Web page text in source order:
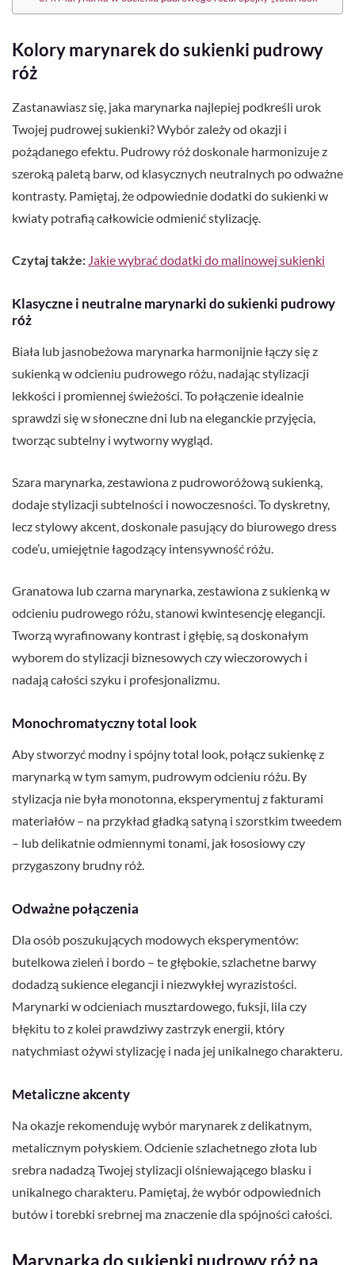
Kolory marynarek do sukienki pudrowy
róż
Zastanawiasz się, jaka marynarka najlepiej podkreśli urok
Twojej pudrowej sukienki? Wybór zależy od okazji i
pożądanego efektu. Pudrowy róż doskonale harmonizuje z
szeroką paletą barw, od klasycznych neutralnych po odważne
kontrasty. Pamiętaj, że odpowiednie dodatki do sukienki w
kwiaty potrafią całkowicie odmienić stylizację.
Czytaj także: Jakie wybrać dodatki do malinowej sukienki
Klasyczne i neutralne marynarki do sukienki pudrowy
róż
Biała lub jasnobeżowa marynarka harmonijnie łączy się z
sukienką w odcieniu pudrowego różu, nadając stylizacji
lekkości i promiennej świeżości. To połączenie idealnie
sprawdzi się w słoneczne dni lub na eleganckie przyjęcia,
tworząc subtelny i wytworny wygląd.
Szara marynarka, zestawiona z pudroworóżową sukienką,
dodaje stylizacji subtelności i nowoczesności. To dyskretny,
lecz stylowy akcent, doskonale pasujący do biurowego dress
code’u, umiejętnie łagodzący intensywność różu.
Granatowa lub czarna marynarka, zestawiona z sukienką w
odcieniu pudrowego różu, stanowi kwintesencję elegancji.
Tworzą wyrafinowany kontrast i głębię, są doskonałym
wyborem do stylizacji biznesowych czy wieczorowych i
nadają całości szyku i profesjonalizmu.
Monochromatyczny total look
Aby stworzyć modny i spójny total look, połącz sukienkę z
marynarką w tym samym, pudrowym odcieniu różu. By
stylizacja nie była monotonna, eksperymentuj z fakturami
materiałów – na przykład gładką satyną i szorstkim tweedem
– lub delikatnie odmiennymi tonami, jak łososiowy czy
przygaszony brudny róż.
Odważne połączenia
Dla osób poszukujących modowych eksperymentów:
butelkowa zieleń i bordo – te głębokie, szlachetne barwy
dodadzą sukience elegancji i niezwykłej wyrazistości.
Marynarki w odcieniach musztardowego, fuksji, lila czy
błękitu to z kolei prawdziwy zastrzyk energii, który
natychmiast ożywi stylizację i nada jej unikalnego charakteru.
Metaliczne akcenty
Na okazje rekomenduję wybór marynarek z delikatnym,
metalicznym połyskiem. Odcienie szlachetnego złota lub
srebra nadadzą Twojej stylizacji olśniewającego blasku i
unikalnego charakteru. Pamiętaj, że wybór odpowiednich
butów i torebki srebrnej ma znaczenie dla spójności całości.